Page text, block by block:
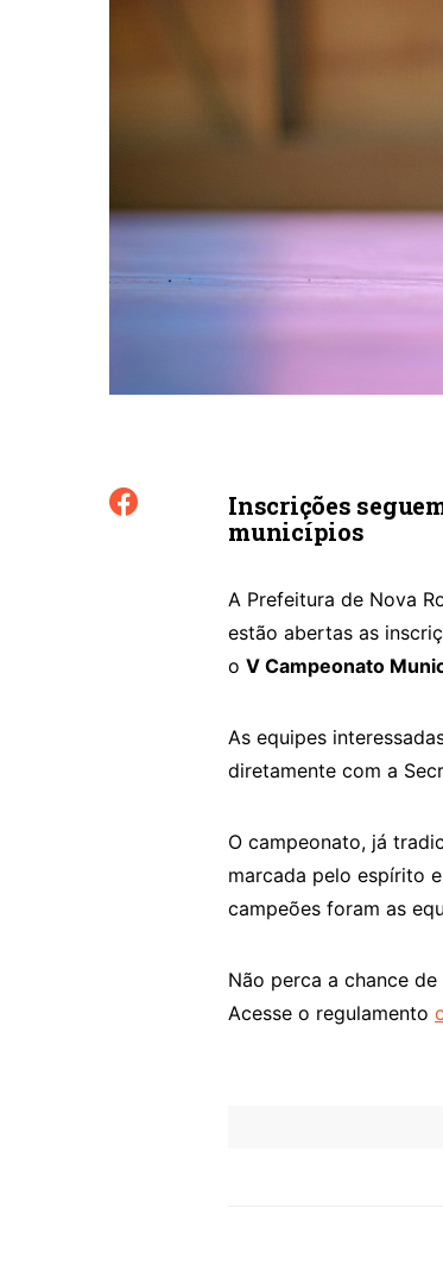
Inscrições
municípios
A Prefeitura de Nova
estão abertas as
o V Campeonato
As equipes
diretamente com a
O campeonato, já
marcada pelo espírito
campeões foram as
Não perca a chance
Acesse o regulamento